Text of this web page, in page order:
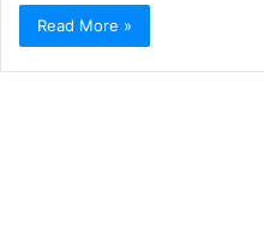
Read More »